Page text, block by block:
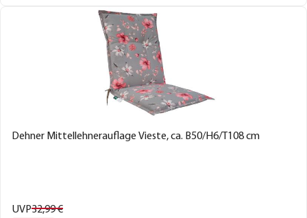
Dehner Mittellehnerauflage Vieste, ca. B50/H6/T108 cm
UVP32,99€